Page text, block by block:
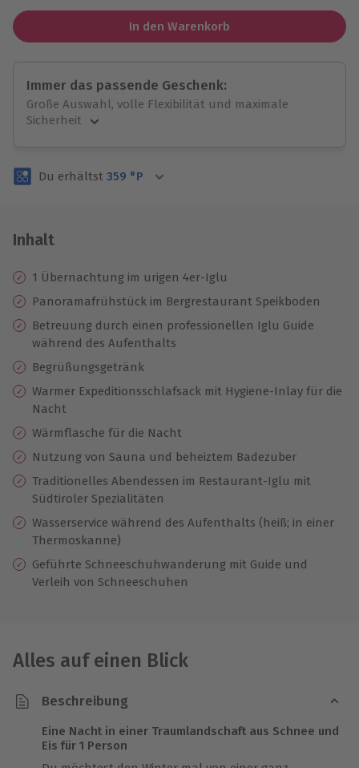
In den Warenkorb
Immer das passende Geschenk:
Große Auswahl, volle Flexibilität und maximale
Sicherheit
Volle Flexibilität
3 Jahre gültig & verlängerbar.
Du erhältst 359 °P
Inhalt
1 Übernachtung im urigen 4er-Iglu
Panoramafrühstück im Bergrestaurant Speikboden
Betreuung durch einen professionellen Iglu Guide
während des Aufenthalts
Begrüßungsgetränk
Warmer Expeditionsschlafsack mit Hygiene-Inlay für die
Nacht
Wärmflasche für die Nacht
Nutzung von Sauna und beheiztem Badezuber
Traditionelles Abendessen im Restaurant-Iglu mit
Südtiroler Spezialitäten
Wasserservice während des Aufenthalts (heiß; in einer
Thermoskanne)
Geführte Schneeschuhwanderung mit Guide und
Verleih von Schneeschuhen
Alles auf einen Blick
Beschreibung
Eine Nacht in einer Traumlandschaft aus Schnee und
Eis für 1 Person